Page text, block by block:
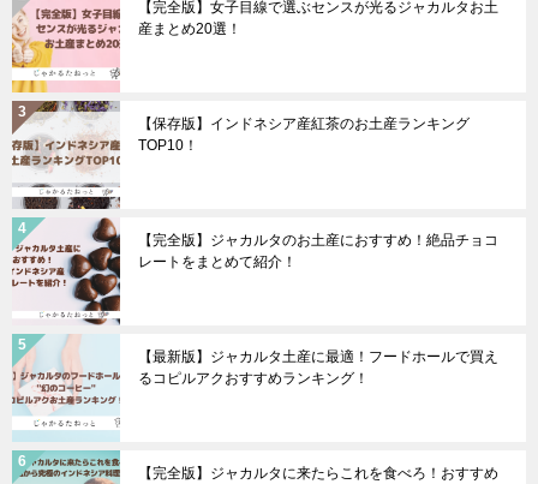
【完全版】女子目線で選ぶセンスが光るジャカルタお土
産まとめ20選！
【保存版】インドネシア産紅茶のお土産ランキング
TOP10！
【完全版】ジャカルタのお土産におすすめ！絶品チョコ
レートをまとめて紹介！
【最新版】ジャカルタ土産に最適！フードホールで買え
るコピルアクおすすめランキング！
【完全版】ジャカルタに来たらこれを食べろ！おすすめ